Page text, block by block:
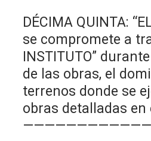
DÉCIMA QUINTA:
se compromete a
INSTITUTO”
de las obras, el
terrenos donde se
obras detalladas en